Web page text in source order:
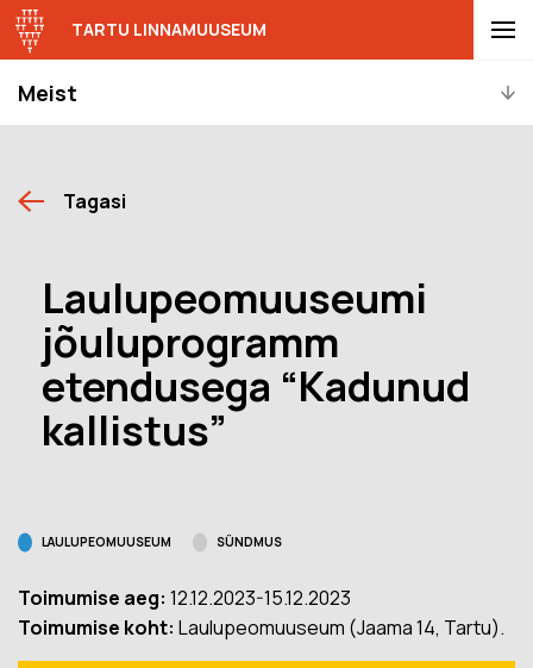
Meist
TARTU LINNAMUUSEUM
Tagasi
Laulupeomuuseumi
jõuluprogramm
etendusega “Kadunud
kallistus”
LAULUPEOMUUSEUM SÜNDMUS
Toimumise aeg: 12.12.2023-15.12.2023
Toimumise koht: Laulupeomuuseum (Jaama 14, Tartu).